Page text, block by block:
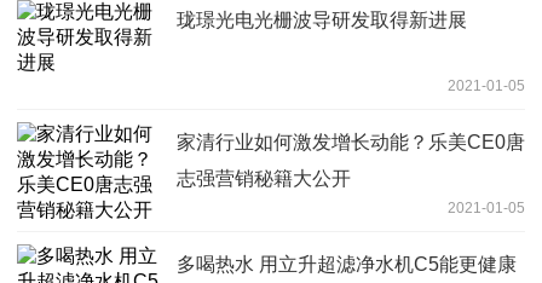
珑璟光电光栅波导研发取得新进展
2021-01-05
家清行业如何激发增长动能？乐美CE0唐
志强营销秘籍大公开
2021-01-05
多喝热水 用立升超滤净水机C5能更健康